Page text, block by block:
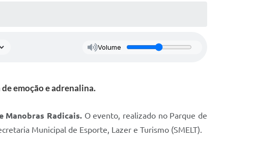
Volume
emoção e adrenalina.
Manobras Radicais. O evento, realizado no Parque de
Municipal de Esporte, Lazer e Turismo (SMELT).